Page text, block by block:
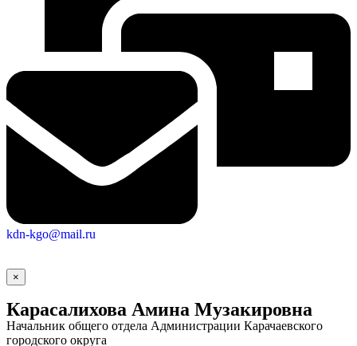
Экономика
kdn-kgo@mail.ru
×
Карасалихова Амина Музакировна
Начальник общего отдела Администрации Карачаевского
городского округа